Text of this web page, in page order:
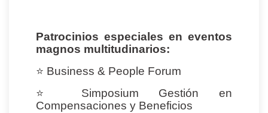
Patrocinios especiales en eventos
magnos multitudinarios:
⭐ Business & People Forum
⭐ Simposium Gestión en
Compensaciones y Beneficios